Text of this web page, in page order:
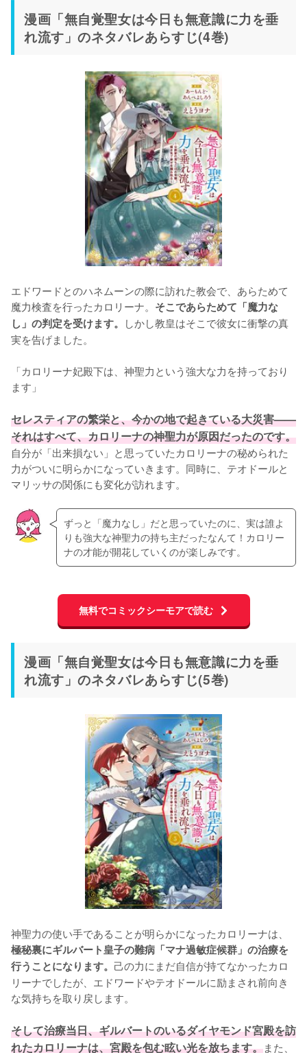
漫画「無自覚聖女は今日も無意識に力を垂
れ流す」のネタバレあらすじ(4巻)
エドワードとのハネムーンの際に訪れた教会で、あらためて
魔力検査を行ったカロリーナ。 そこであらためて「魔力な
し」の判定を受けます。 しかし教皇はそこで彼女に衝撃の真
実を告げました。
「カロリーナ妃殿下は、神聖力という強大な力を持っており
ます」
セレスティアの繁栄と、今かの地で起きている大災害——
それはすべて、カロリーナの神聖力が原因だったのです。
自分が「出来損ない」と思っていたカロリーナの秘められた
力がついに明らかになっていきます。同時に、テオドールと
マリッサの関係にも変化が訪れます。
ずっと「魔力なし」だと思っていたのに、実は誰よ
りも強大な神聖力の持ち主だったなんて！カロリー
ナの才能が開花していくのが楽しみです。
無料でコミックシーモアで読む
漫画「無自覚聖女は今日も無意識に力を垂
れ流す」のネタバレあらすじ(5巻)
神聖力の使い手であることが明らかになったカロリーナは、
極秘裏にギルバート皇子の難病「マナ過敏症候群」の治療を
行うことになります。 己の力にまだ自信が持てなかったカロ
リーナでしたが、エドワードやテオドールに励まされ前向き
な気持ちを取り戻します。
そして治療当日、ギルバートのいるダイヤモンド宮殿を訪
れたカロリーナは、宮殿を包む眩い光を放ちます。また、